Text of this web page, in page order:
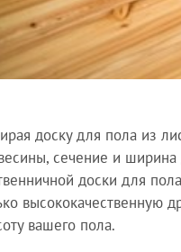
доску для пола из
сечение и
доски для
высококачественную
вашего пола.